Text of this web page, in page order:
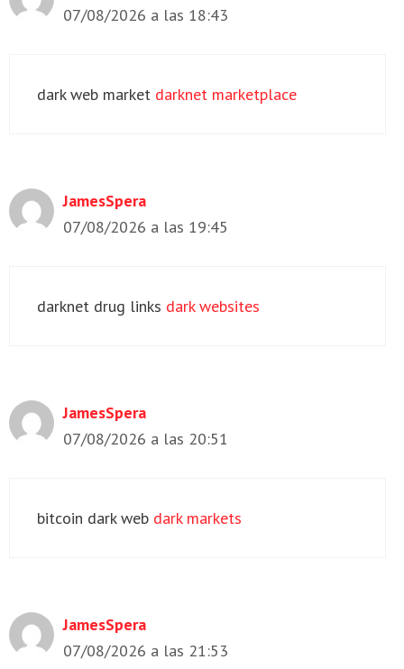
07/08/2026 a las 18:43
dark web market darknet marketplace
JamesSpera
07/08/2026 a las 19:45
darknet drug links dark websites
JamesSpera
07/08/2026 a las 20:51
bitcoin dark web dark markets
JamesSpera
07/08/2026 a las 21:53